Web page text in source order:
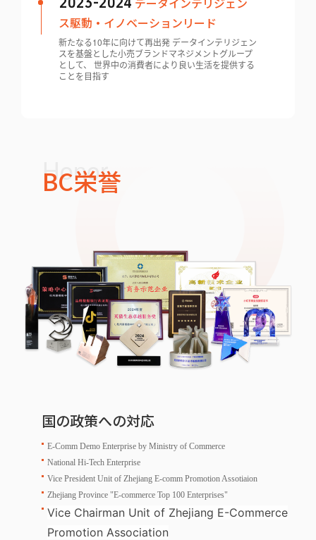
ス駆動・イノベーションリード
新たなる10年に向けて再出発 データインテリジェン
スを基盤とした小売ブランドマネジメントグループ
として、 世界中の消費者により良い生活を提供する
ことを目指す
Honor
BC栄誉
国の政策への対応
E-Comm Demo Enterprise by Ministry of Commerce
National Hi-Tech Enterprise
Vice President Unit of Zhejiang E-comm Promotion Assotiaion
Zhejiang Province "E-commerce Top 100 Enterprises"
Vice Chairman Unit of Zhejiang E-Commerce
Promotion Association